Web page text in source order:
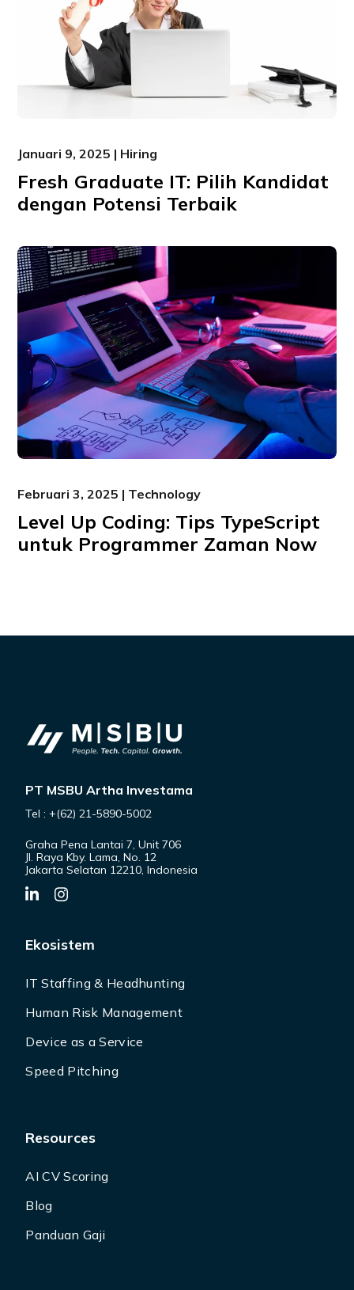
Januari 9, 2025 | Hiring
Fresh Graduate IT: Pilih Kandidat
dengan Potensi Terbaik
Februari 3, 2025 | Technology
Level Up Coding: Tips TypeScript
untuk Programmer Zaman Now
PT MSBU Artha Investama
Tel : +(62) 21-5890-5002
Graha Pena Lantai 7, Unit 706
Jl. Raya Kby. Lama, No. 12
Jakarta Selatan 12210, Indonesia
Ekosistem
IT Staffing & Headhunting
Human Risk Management
Device as a Service
Speed Pitching
Resources
AI CV Scoring
Blog
Panduan Gaji